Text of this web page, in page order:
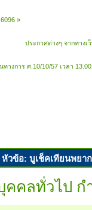
»
ประกาศต่างๆ จากทางเ
างการ ศ.10/10/57 เวลา 13.00
หัวข้อ: บูเช็คเทียนพยา
คคลทั่วไป